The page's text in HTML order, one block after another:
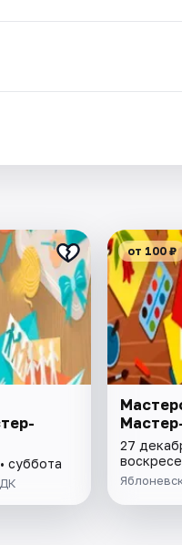
суббота
от 100 ₽
27